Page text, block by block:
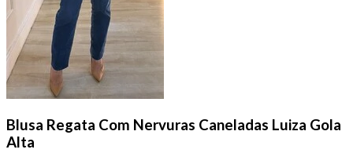
Blusa Regata Com Nervuras Caneladas Luiza Gola
Alta